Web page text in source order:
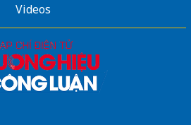
Videos